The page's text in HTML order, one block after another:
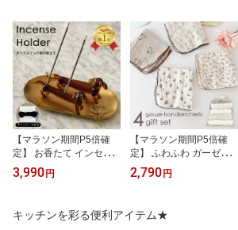
材 材料 花 パーツ アレン
ジメント 枯れない 花 か
わいい おしゃれ プレゼ
ント
い 枯れない花 誕生日 記
念日 卒業式 春 フラワー
アレンジメント プレゼン
ト
【マラソン期間P5倍確
定】 お香たて インセン
スホルダー スティックホ
ルダー インセンススティ
箸置き おしゃれ かわい
い いぬ好き いぬ雑貨 い
3,990 円
【マラソン期間P5倍確
定】 ふわふわ ガーゼハ
ンカチ 4枚セット 綿10
0% かわいい ラッピング
ビー ガーゼ 30×30cm 大
2,790 円
キッチンを彩る便利アイテム★